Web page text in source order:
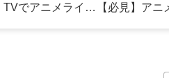
DMM TVでアニメライフを充実！おすすめ作品とお得な利用方法